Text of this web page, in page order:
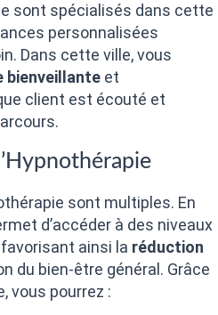
sont spécialisés dans cette
personnalisées
Dans cette ville, vous
bienveillante et
client est écouté et
sont multiples. En
d’accéder à des niveaux
ainsi la réduction
du bien-être général. Grâce
vous pourrez :